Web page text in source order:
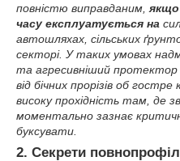
повністю виправданим, якщо
часу експлуатується на
автошляхах, сільських
секторі. У таких умовах
та агресивніший
від бічних прорізів об
високу прохідність там, де
моментально зазнає
буксувати.
2. Секрети